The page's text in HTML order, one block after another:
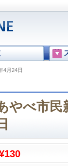
4月24日
やべ市民